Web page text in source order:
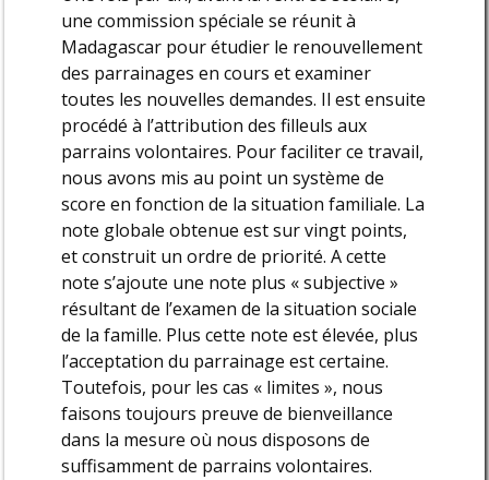
une commission spéciale se réunit à
Madagascar pour étudier le renouvellement
des parrainages en cours et examiner
toutes les nouvelles demandes. Il est ensuite
procédé à l’attribution des filleuls aux
parrains volontaires. Pour faciliter ce travail,
nous avons mis au point un système de
score en fonction de la situation familiale. La
note globale obtenue est sur vingt points,
et construit un ordre de priorité. A cette
note s’ajoute une note plus « subjective »
résultant de l’examen de la situation sociale
de la famille. Plus cette note est élevée, plus
l’acceptation du parrainage est certaine.
Toutefois, pour les cas « limites », nous
faisons toujours preuve de bienveillance
dans la mesure où nous disposons de
suffisamment de parrains volontaires.